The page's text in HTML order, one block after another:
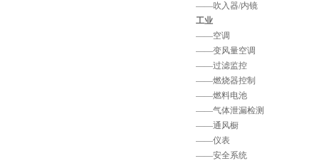
——吹入器/内镜
工业
——空调
——变风量空调
——过滤监控
——燃烧器控制
——燃料电池
——气体泄漏检测
——通风橱
——仪表
——安全系统